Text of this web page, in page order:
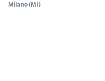
Milano(MI)